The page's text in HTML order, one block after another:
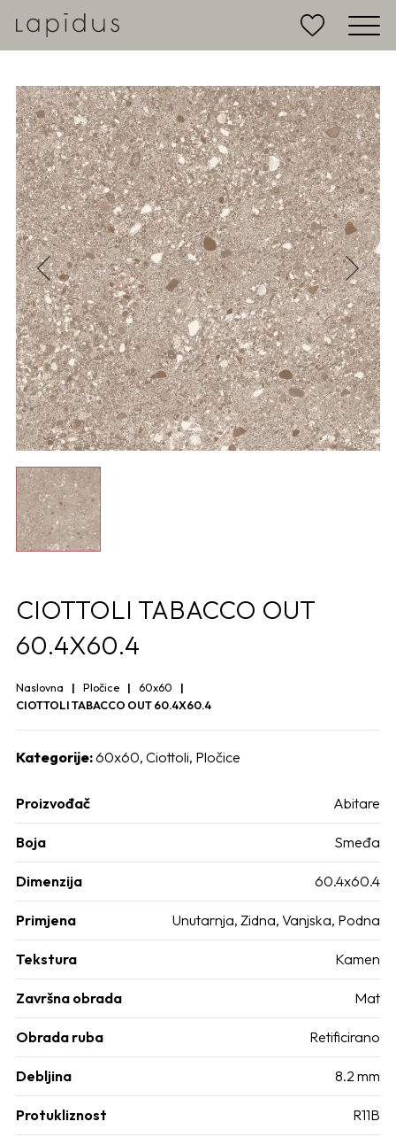
CIOTTOLI TABACCO OUT
60.4X60.4
Naslovna Pločice
60x60
CIOTTOLI TABACCO OUT 60.4X60.4
Kategorije:60x60, Ciottoli, Pločice
Proizvođač Abitare
Boja Smeđa
Dimenzija 60.4x60.4
Primjena Unutarnja, Zidna, Vanjska, Podna
Tekstura Kamen
Završna obrada Mat
Obrada ruba Retificirano
Debljina 8.2 mm
Protukliznost R11B